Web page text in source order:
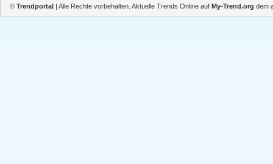
© Trendportal | Alle Rechte vorbehalten. Aktuelle Trends Online auf My-Trend.org dem